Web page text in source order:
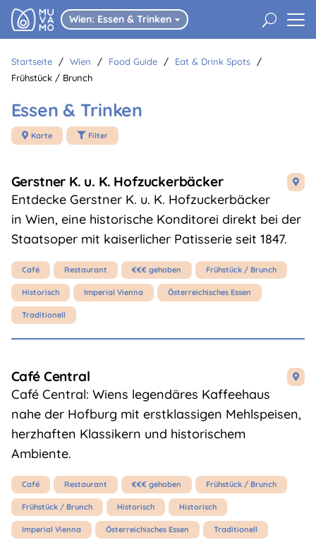
Wien: Essen & Trinken  U
Startseite / Wien / Food Guide / Eat & Drink Spots
/
Frühstück / Brunch
Essen & Trinken
 Karte  Filter

Gerstner K. u. K. Hofzuckerbäcker
Entdecke Gerstner K. u. K. Hofzuckerbäcker
in Wien, eine historische Konditorei direkt bei der
Staatsoper mit kaiserlicher Patisserie seit 1847.
Café Restaurant €€€ gehoben Frühstück / Brunch
Historisch Imperial Vienna Österreichisches Essen
Traditionell

Café Central
Café Central: Wiens legendäres Kaffeehaus
nahe der Hofburg mit erstklassigen Mehlspeisen,
herzhaften Klassikern und historischem
Ambiente.
Café Restaurant €€€ gehoben Frühstück / Brunch
Frühstück / Brunch Historisch Historisch
Imperial Vienna Österreichisches Essen Traditionell